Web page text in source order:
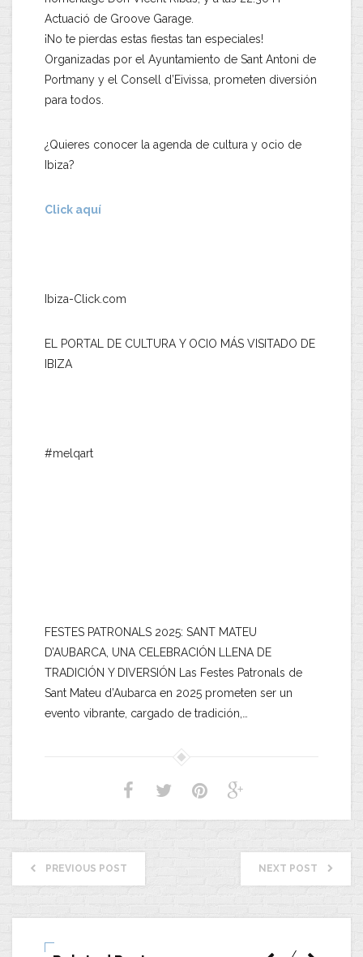
Actuació de Groove Garage.
¡No te pierdas estas fiestas tan especiales!
Organizadas por el Ayuntamiento de Sant Antoni de
Portmany y el Consell d’Eivissa, prometen diversión
para todos.
¿Quieres conocer la agenda de cultura y ocio de
Ibiza?
Click aquí
Ibiza-Click.com
EL PORTAL DE CULTURA Y OCIO MÁS VISITADO DE
IBIZA
#melqart
FESTES PATRONALS 2025: SANT MATEU
D’AUBARCA, UNA CELEBRACIÓN LLENA DE
TRADICIÓN Y DIVERSIÓN Las Festes Patronals de
Sant Mateu d’Aubarca en 2025 prometen ser un
evento vibrante, cargado de tradición,…
PREVIOUS POST NEXT POST